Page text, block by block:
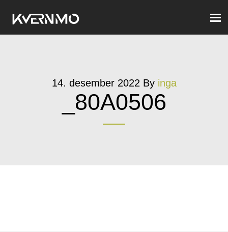
14. desember 2022 By inga
_80A0506